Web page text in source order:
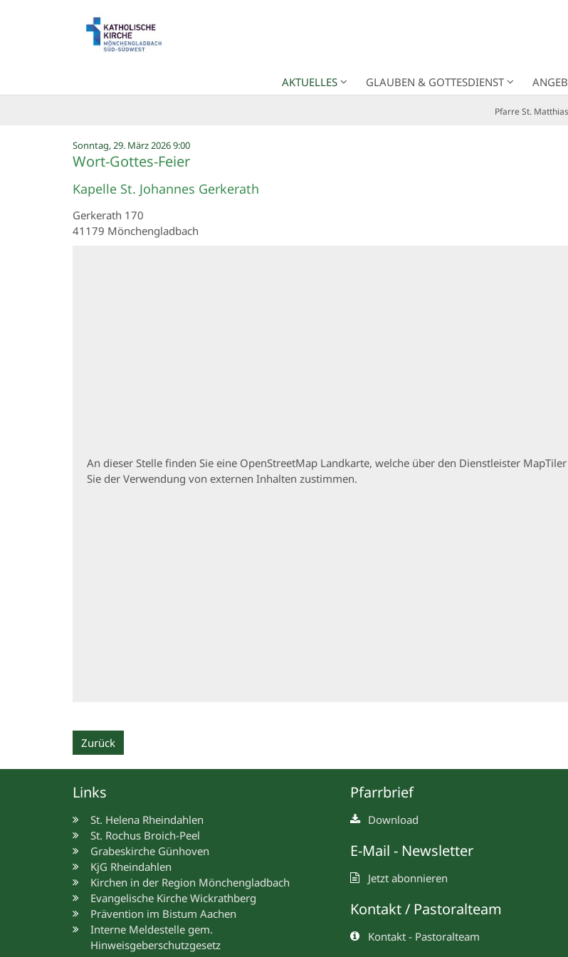
AKTUELLES GLAUBEN & GOTTESDIENST
Pfarre St.
Sonntag, 29. März 2026 9:00:
Wort-Gottes-Feier
Kapelle St. Johannes Gerkerath
Gerkerath 170
41179 Mönchengladbach
An dieser Stelle finden Sie eine OpenStreetMap Landkarte, welche über den Dienstleister
Sie der Verwendung von externen Inhalten zustimmen.
Zurück
Links
St. Helena Rheindahlen
St. Rochus Broich-Peel
Grabeskirche Günhoven
KjG Rheindahlen
Kirchen in der Region Mönchengladbach
Evangelische Kirche Wickrathberg
Prävention im Bistum Aachen
Interne Meldestelle gem.
Hinweisgeberschutzgesetz
Pfarrbrief
Download
E-Mail - Newsletter
Jetzt abonnieren
Kontakt / Pastoralteam
Kontakt - Pastoralteam